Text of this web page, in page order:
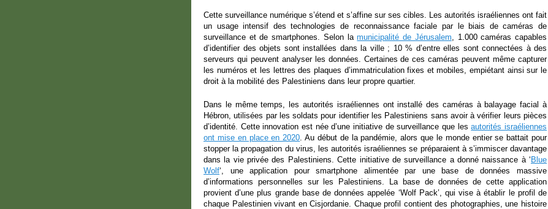
Cette surveillance numérique s’étend et s’affine sur ses cibles. Les autorités israéliennes ont fait
un usage intensif des technologies de reconnaissance faciale par le biais de caméras de
surveillance et de smartphones. Selon lamunicipalité de Jérusalem , 1.000 caméras capables
d’identifier des objets sont installées dans la ville ; 10 % d’entre elles sont connectées à des
serveurs qui peuvent analyser les données. Certaines de ces caméras peuvent même capturer
les numéros et les lettres des plaques d’immatriculation fixes et mobiles, empiétant ainsi sur le
droit à la mobilité des Palestiniens dans leur propre quartier.
Dans le même temps, les autorités israéliennes ont installé des caméras à balayage facial à
Hébron, utilisées par les soldats pour identifier les Palestiniens sans avoir à vérifier leurs pièces
d’identité. Cette innovation est née d’une initiative de surveillance que lesautorités israéliennes
ont mise en place en 2020 . Au début de la pandémie, alors que le monde entier se battait pour
stopper la propagation du virus, les autorités israéliennes se préparaient à s’immiscer davantage
dans la vie privée des Palestiniens. Cette initiative de surveillance a donné naissance à ‘Blue
Wolf‘, une application pour smartphone alimentée par une base de données massive
d’informations personnelles sur les Palestiniens. La base de données de cette application
provient d’une plus grande base de données appelée ‘Wolf Pack’, qui vise à établir le profil de
chaque Palestinien vivant en Cisjordanie. Chaque profil contient des photographies, une histoire